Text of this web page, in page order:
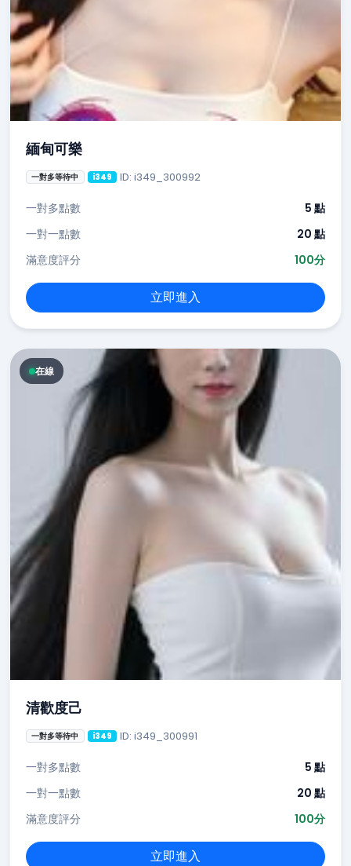
緬甸可樂
一對多等待中 i349 ID: i349_300992
一對多點數
5 點
一對一點數
20 點
滿意度評分
100分
立即進入
在線
清歡度己
一對多等待中 i349 ID: i349_300991
一對多點數
5 點
一對一點數
20 點
滿意度評分
100分
立即進入